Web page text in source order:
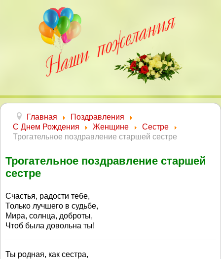
Главная
Поздравления
С Днем Рождения
Женщине
Сестре
Трогательное поздравление старшей сестре
Трогательное поздравление старшей
сестре
Счастья, радости тебе,
Только лучшего в судьбе,
Мира, солнца, доброты,
Чтоб была довольна ты!
Ты родная, как сестра,